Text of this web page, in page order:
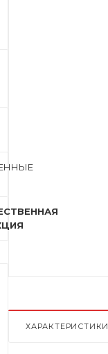
ХАРАКТЕРИСТИКИ